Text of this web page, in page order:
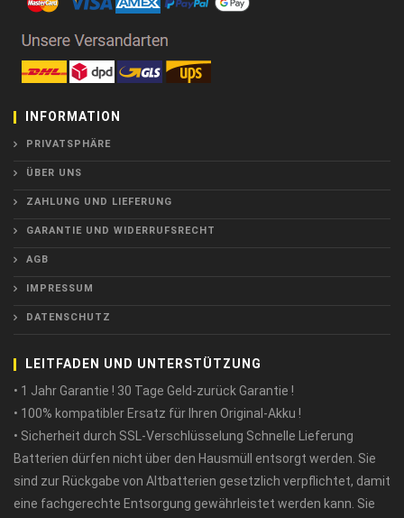
INFORMATION
PRIVATSPHÄRE
ÜBER UNS
ZAHLUNG UND LIEFERUNG
GARANTIE UND WIDERRUFSRECHT
AGB
IMPRESSUM
DATENSCHUTZ
LEITFADEN UND UNTERSTÜTZUNG
• 1 Jahr Garantie ! 30 Tage Geld-zurück Garantie !
• 100% kompatibler Ersatz für Ihren Original-Akku !
• Sicherheit durch SSL-Verschlüsselung Schnelle Lieferung
Batterien dürfen nicht über den Hausmüll entsorgt werden. Sie
sind zur Rückgabe von Altbatterien gesetzlich verpflichtet, damit
eine fachgerechte Entsorgung gewährleistet werden kann. Sie